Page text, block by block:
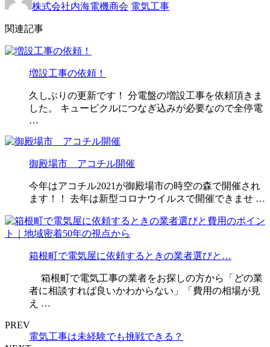
株式会社内海電機商会 電気工事
関連記事
増設工事の依頼！
久しぶりの更新です！ 分電盤の増設工事を依頼頂きま
した。 キュービクルにつなぎ込みが必要なので全停電
…
御殿場市 アコチル開催
今年はアコチル2021が御殿場市の時空の森で開催され
ます！！ 去年は新型コロナウイルスで開催できませ …
箱根町で電気屋に依頼するときの業者選びと…
箱根町で電気工事の業者をお探しの方から「どの業
者に相談すれば良いかわからない」「費用の相場が見
え …
PREV
電気工事は未経験でも挑戦できる？